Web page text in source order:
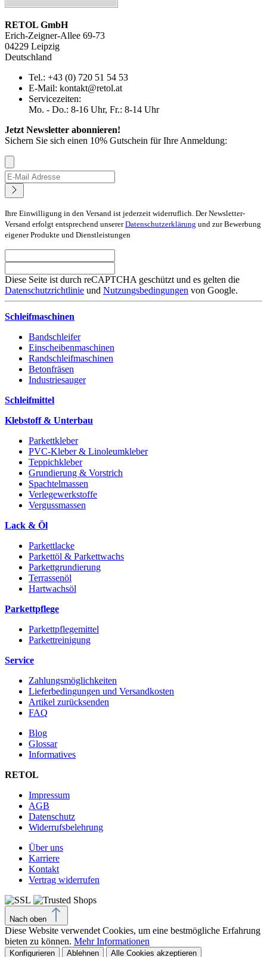
RETOL GmbH
Erich-Zeigner-Allee 69-73
04229 Leipzig
Deutschland
Tel.: +43 (0) 720 51 54 53
E-Mail: kontakt@retol.at
Servicezeiten:
Mo. - Do.: 8-16 Uhr, Fr.: 8-14 Uhr
Jetzt Newsletter abonnieren!
Sichern Sie sich einen 10% Gutschein für Ihre Anmeldung:
Ihre Einwilligung in den Versand ist jederzeit widerruflich. Der Newsletter-
Versand erfolgt entsprechend unsererDatenschutzerklärung und zur Bewerbung
eigener Produkte und Dienstleistungen
Diese Seite ist durch reCAPTCHA geschützt und es gelten die
Datenschutzrichtlinie und Nutzungsbedingungen von Google.
Schleifmaschinen
Bandschleifer
Einscheibenmaschinen
Randschleifmaschinen
Betonfräsen
Industriesauger
Schleifmittel
Klebstoff & Unterbau
Parkettkleber
PVC-Kleber & Linoleumkleber
Teppichkleber
Grundierung & Vorstrich
Spachtelmassen
Verlegewerkstoffe
Vergussmassen
Lack & Öl
Parkettlacke
Parkettöl & Parkettwachs
Parkettgrundierung
Terrassenöl
Hartwachsöl
Parkettpflege
Parkettpflegemittel
Parkettreinigung
Service
Zahlungsmöglichkeiten
Lieferbedingungen und Versandkosten
Artikel zurücksenden
FAQ
Blog
Glossar
Informatives
RETOL
Impressum
AGB
Datenschutz
Widerrufsbelehrung
Über uns
Karriere
Kontakt
Vertrag widerrufen
Nach oben
Diese Website verwendet Cookies, um eine bestmögliche Erfahrung
bieten zu können. Mehr Informationen
Konfigurieren Ablehnen Alle Cookies akzeptieren